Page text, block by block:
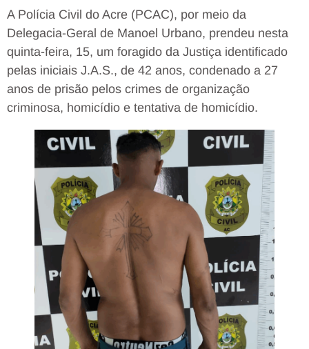
A Polícia Civil do Acre (PCAC), por meio da
Delegacia-Geral de Manoel Urbano, prendeu nesta
quinta-feira, 15, um foragido da Justiça identificado
pelas iniciais J.A.S., de 42 anos, condenado a 27
anos de prisão pelos crimes de organização
criminosa, homicídio e tentativa de homicídio.